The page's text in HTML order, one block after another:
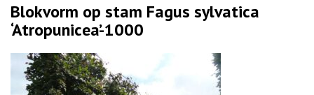
Blokvorm op stam Fagus sylvatica
‘Atropunicea’-1000